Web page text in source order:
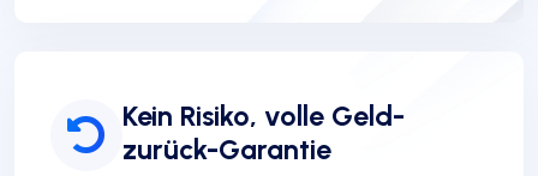
Kein Risiko, volle Geld-
zurück-Garantie